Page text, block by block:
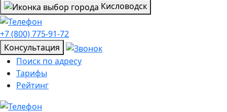
Кисловодск
+7 (800) 775-91-72
Консультация
Поиск по адресу
Тарифы
Рейтинг